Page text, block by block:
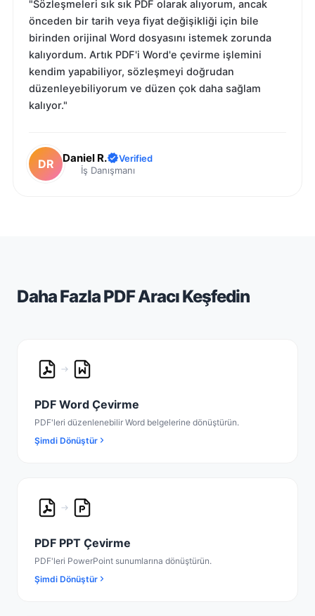
"Sözleşmeleri sık sık PDF olarak alıyorum, ancak
önceden bir tarih veya fiyat değişikliği için bile
birinden orijinal Word dosyasını istemek zorunda
kalıyordum. Artık PDF'i Word'e çevirme işlemini
kendim yapabiliyor, sözleşmeyi doğrudan
düzenleyebiliyorum ve düzen çok daha sağlam
kalıyor."
DR Daniel R.
Verified
İş Danışmanı
Daha Fazla PDF Aracı Keşfedin
PDF Word Çevirme
PDF'leri düzenlenebilir Word belgelerine dönüştürün.
Şimdi Dönüştür
PDF PPT Çevirme
PDF'leri PowerPoint sunumlarına dönüştürün.
Şimdi Dönüştür